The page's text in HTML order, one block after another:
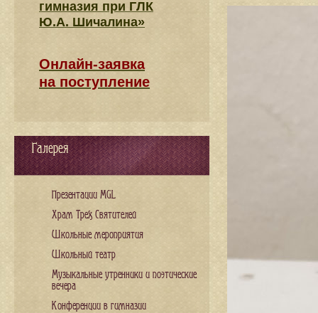
гимназия при ГЛК
Ю.А. Шичалина»
Онлайн-заявка
на поступление
Галерея
Презентации MGL
Храм Трех Святителей
Школьные мероприятия
Школьный театр
Музыкальные утренники и поэтические
вечера
Конференции в гимназии